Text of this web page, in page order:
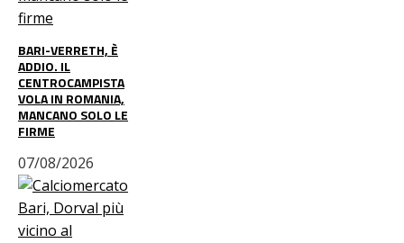
BARI-VERRETH, È
ADDIO. IL
CENTROCAMPISTA
VOLA IN ROMANIA,
MANCANO SOLO LE
FIRME
07/08/2026